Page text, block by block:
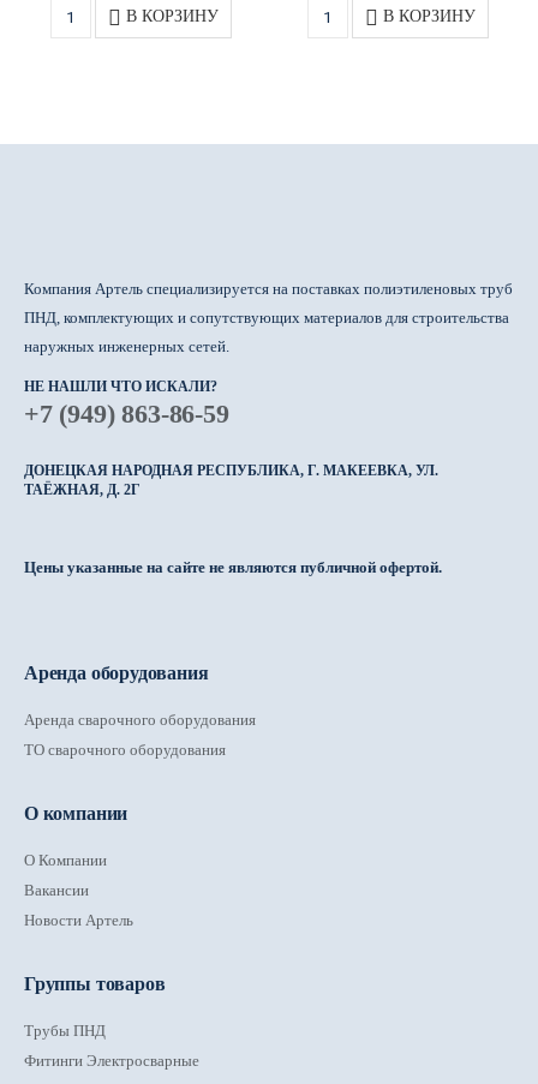
В КОРЗИНУ В КОРЗИНУ
Компания Артель специализируется на поставках полиэтиленовых труб
ПНД, комплектующих и сопутствующих материалов для строительства
наружных инженерных сетей.
НЕ НАШЛИ ЧТО ИСКАЛИ?
+7 (949) 863-86-59
ДОНЕЦКАЯ НАРОДНАЯ РЕСПУБЛИКА, Г. МАКЕЕВКА, УЛ.
ТАЁЖНАЯ, Д. 2Г
Цены указанные на сайте не являются публичной офертой.
Аренда оборудования
Аренда сварочного оборудования
ТО сварочного оборудования
О компании
О Компании
Вакансии
Новости Артель
Группы товаров
Трубы ПНД
Фитинги Электросварные